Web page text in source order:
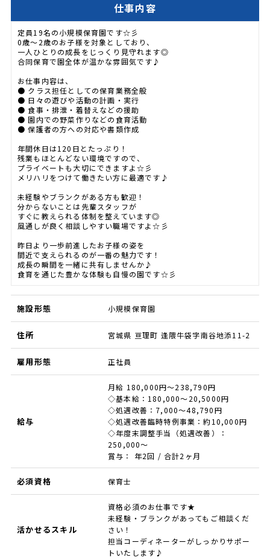
仕事内容
定員19名の小規模保育園です☆彡
0歳〜2歳のお子様を対象としており、
一人ひとりの成長をじっくり見守れます◎
合同保育で園全体が温かな雰囲気です♪
お仕事内容は、
● クラス担任としての保育業務全般
● 日々の遊びや活動の計画・実行
● 食事・排泄・着替えなどの援助
● 園内での野菜作りなどの食育活動
● 保護者の方への対応や書類作成
年間休日は120日とたっぷり！
残業もほとんどない環境ですので、
プライベートも大切にできますよ☆彡
メリハリをつけて働きたい方に最適です♪
未経験やブランクがある方も歓迎！
分からないことは先輩スタッフが
すぐに教えられる体制を整えています◎
風通しが良く相談しやすい職場ですよ☆彡
昨日より一歩前進したお子様の姿を
間近で支えられるのが一番の魅力です！
成長の瞬間を一緒に共有しませんか♪
食育を通じた豊かな体験も自慢の園です☆彡
施設形態 小規模保育園
住所 宮城県 亘理町 逢隈牛袋字南谷地添11-2
雇用形態 正社員
給与
月給 180,000円～238,790円
◇基本給：180,000～20,5000円
◇処遇改善：7,000～48,790円
◇処遇改善臨時特例事業：約10,000円
◇年度末調整手当（処遇改善）：
250,000～
賞与： 年2回 / 合計2ヶ月
必須資格 保育士
活かせるスキル
資格必須のお仕事です★
未経験・ブランクがあってもご相談くだ
さい！
担当コーディネーターがしっかりサポー
トいたします♪